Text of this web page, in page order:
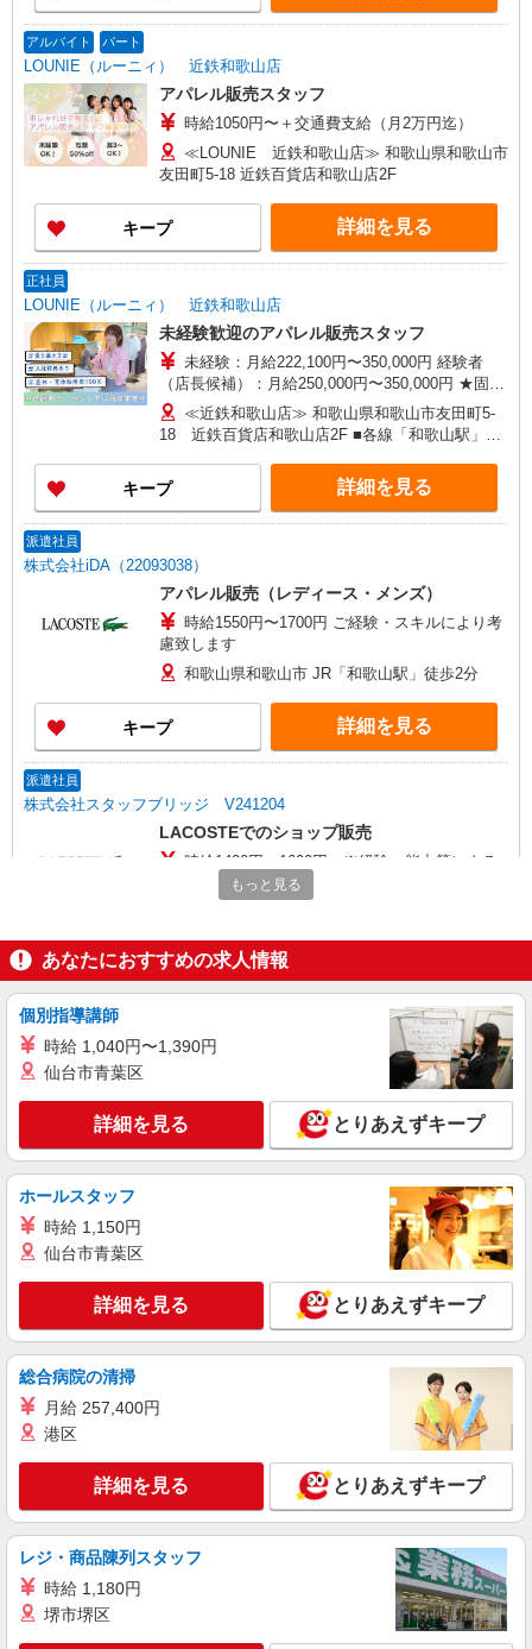
アルバイト パート
LOUNIE（ルーニィ） 近鉄和歌山店
アパレル販売スタッフ
時給1050円〜＋交通費支給（月2万円迄）
≪LOUNIE 近鉄和歌山店≫ 和歌山県和歌山市
友田町5-18 近鉄百貨店和歌山店2F
キープ 詳細を見る
正社員
LOUNIE（ルーニィ） 近鉄和歌山店
未経験歓迎のアパレル販売スタッフ
未経験：月給222,100円〜350,000円 経験者
（店長候補）：月給250,000円〜350,000円 ★固定
残業手当：28,100円（月給に含む） ※経験・能力
考慮 ※固定残業時間は1ヶ月あたり20時間、超過
時は追加で残業手当支給 ※月3万円まで交通費支
給 ※試用期間（2〜3ヶ月）も同条件 【手当】固
定残業手当／資格手当／店舗職制手当／住宅手当
（実家外かつ賃貸の場合のみ別途支給）※入社時
異なります。詳細は面接時にお尋ねください。 ＼
入社２大特典キャンペーン実施中！／※詳細は備
考欄にて
≪近鉄和歌山店≫ 和歌山県和歌山市友田町5-
18 近鉄百貨店和歌山店2F ■各線「和歌山駅」よ
キープ 詳細を見る
派遣社員
株式会社iDA（22093038）
アパレル販売（レディース・メンズ）
時給1550円〜1700円 ご経験・スキルにより考
慮致します
和歌山県和歌山市 JR「和歌山駅」徒歩2分
キープ 詳細を見る
派遣社員
株式会社スタッフブリッジ V241204
LACOSTEでのショップ販売
時給1400円〜1600円 ※経験・能力等による
【近鉄百貨店 和歌山店】 和歌山県和歌山市友
キープ
もっと見る
あなたにおすすめの求人情報
個別指導講師
時給 1,040円〜1,390円
仙台市青葉区
詳細を見る とりあえずキープ
ホールスタッフ
時給 1,150円
仙台市青葉区
詳細を見る とりあえずキープ
総合病院の清掃
月給 257,400円
港区
詳細を見る とりあえずキープ
レジ・商品陳列スタッフ
時給 1,180円
堺市堺区